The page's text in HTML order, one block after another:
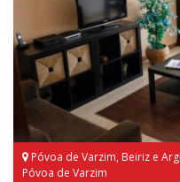
Póvoa de Varzim, Beiriz e
Póvoa de Varzim